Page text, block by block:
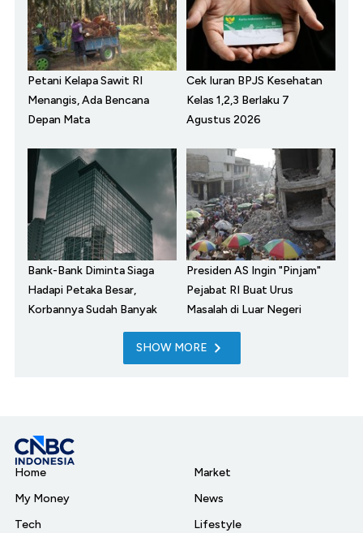
Petani Kelapa Sawit RI
Menangis, Ada Bencana
Depan Mata
Cek Iuran BPJS Kesehatan
Kelas 1,2,3 Berlaku 7
Agustus 2026
Bank-Bank Diminta Siaga
Hadapi Petaka Besar,
Korbannya Sudah Banyak
Presiden AS Ingin "Pinjam"
Pejabat RI Buat Urus
Masalah di Luar Negeri
SHOW MORE
Home
My Money
Tech
Market
News
Lifestyle